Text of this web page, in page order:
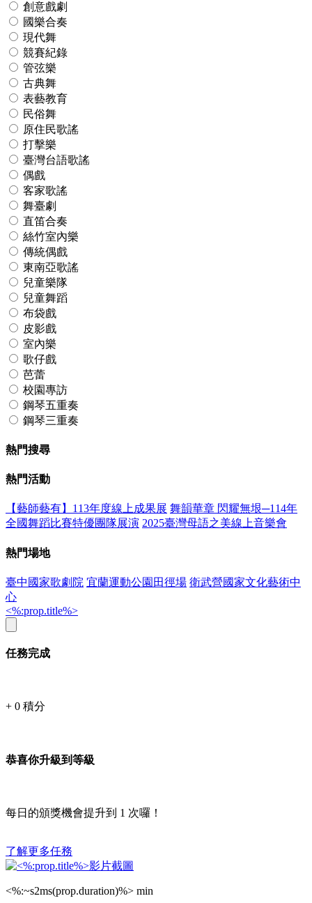
創意戲劇
國樂合奏
現代舞
競賽紀錄
管弦樂
古典舞
表藝教育
民俗舞
原住民歌謠
打擊樂
臺灣台語歌謠
偶戲
客家歌謠
舞臺劇
直笛合奏
絲竹室內樂
傳統偶戲
東南亞歌謠
兒童樂隊
兒童舞蹈
布袋戲
皮影戲
室內樂
歌仔戲
芭蕾
校園專訪
鋼琴五重奏
鋼琴三重奏
熱門搜尋
熱門活動
【藝師藝有】113年度線上成果展 舞韻華章 閃耀無垠─114年
全國舞蹈比賽特優團隊展演 2025臺灣母語之美線上音樂會
熱門場地
臺中國家歌劇院 宜蘭運動公園田徑場 衛武營國家文化藝術中
心
<%:prop.title%>
任務完成
+ 0 積分
恭喜你升級到等級
每日的頒獎機會提升到 1 次囉！
了解更多任務
<%:~s2ms(prop.duration)%> min